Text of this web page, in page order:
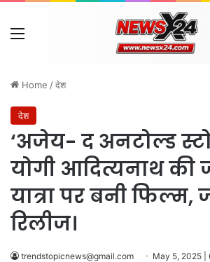
Menu
Home /देश
देश
‘अजेय- द अनटोल्ड
योगी आदित्यनाथ की
यात्रा पर बनी फिल्म,
रिलीज।
trendstopicnews@gmail.com May 5, 2025 |